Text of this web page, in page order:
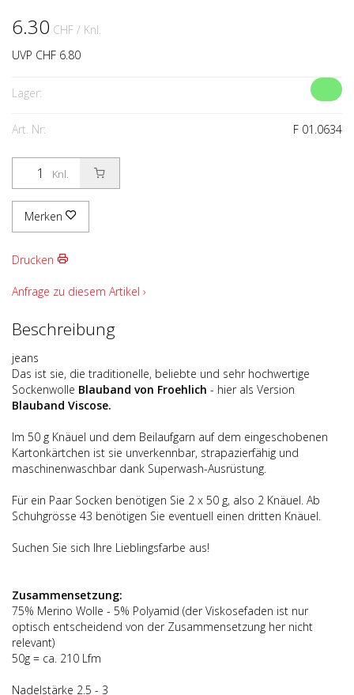
6.30 CHF / Knl.
UVP CHF 6.80
Lager:
Art. Nr: F 01.0634
Knl.
Merken
Drucken
Anfrage zu diesem Artikel ›
Beschreibung
jeans
Das ist sie, die traditionelle, beliebte und sehr hochwertige
Sockenwolle Blauband von Froehlich - hier als Version
Blauband Viscose.
Im 50 g Knäuel und dem Beilaufgarn auf dem eingeschobenen
Kartonkärtchen ist sie unverkennbar, strapazierfähig und
maschinenwaschbar dank Superwash-Ausrüstung.
Für ein Paar Socken benötigen Sie 2 x 50 g, also 2 Knäuel. Ab
Schuhgrösse 43 benötigen Sie eventuell einen dritten Knäuel.
Suchen Sie sich Ihre Lieblingsfarbe aus!
Zusammensetzung:
75% Merino Wolle - 5% Polyamid (der Viskosefaden ist nur
optisch entscheidend von der Zusammensetzung her nicht
relevant)
50g = ca. 210 Lfm
Nadelstärke 2.5 - 3